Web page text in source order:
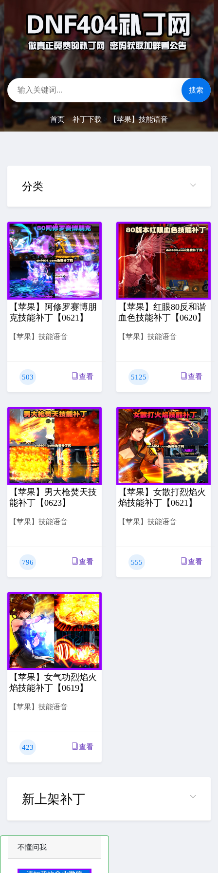
搜索
首页 >补丁下载 【苹果】技能语音
分类
【苹果】阿修罗赛博朋
克技能补丁【0621】
【苹果】技能语音
503 查看
【苹果】红眼80反和谐
血色技能补丁【0620】
【苹果】技能语音
5125 查看
【苹果】男大枪焚天技
能补丁【0623】
【苹果】技能语音
796 查看
【苹果】女散打烈焰火
焰技能补丁【0621】
【苹果】技能语音
555 查看
【苹果】女气功烈焰火
焰技能补丁【0619】
【苹果】技能语音
423 查看
新上架补丁
不懂问我